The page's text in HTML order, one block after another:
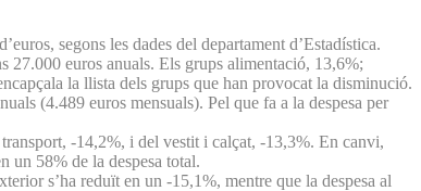
segons les dades del departament d’Estadística.
27.000 euros anuals. Els grups alimentació, 13,6%;
la llista dels grups que han provocat la disminució.
(4.489 euros mensuals). Pel que fa a la despesa per
-14,2%, i del vestit i calçat, -13,3%. En canvi,
un 58% de la despesa total.
s’ha reduït en un -15,1%, mentre que la despesa al